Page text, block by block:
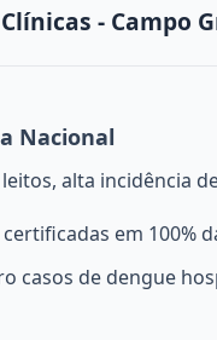
- Campo
Nacional
leitos, alta incidência
certificadas em 100%
casos de dengue